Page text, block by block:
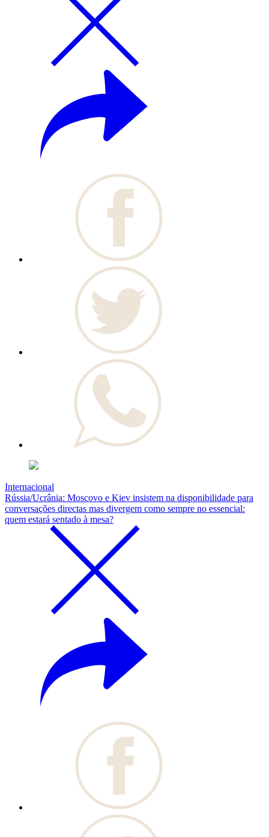
Internacional
Rússia/Ucrânia: Moscovo e Kiev insistem na disponibilidade para
conversações directas mas divergem como sempre no essencial:
quem estará sentado à mesa?